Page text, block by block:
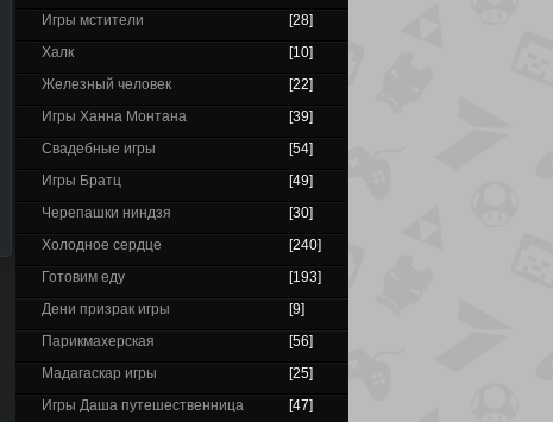
Игры мстители
[28]
Халк
[10]
Железный человек
[22]
Игры Ханна Монтана
[39]
Свадебные игры
[54]
Игры Братц
[49]
Черепашки ниндзя
[30]
Холодное сердце
[240]
Готовим еду
[193]
Дени призрак игры
[9]
Парикмахерская
[56]
Мадагаскар игры
[25]
Игры Даша путешественница
[47]